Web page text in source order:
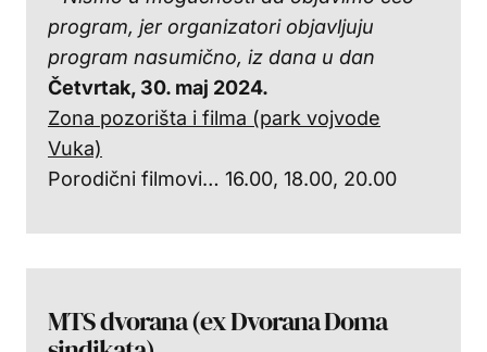
program, jer organizatori objavljuju
program nasumično, iz dana u dan
Četvrtak, 30. maj 2024.
Zona pozorišta i filma (park vojvode
Vuka)
Porodični filmovi… 16.00, 18.00, 20.00
MTS dvorana (ex Dvorana Doma